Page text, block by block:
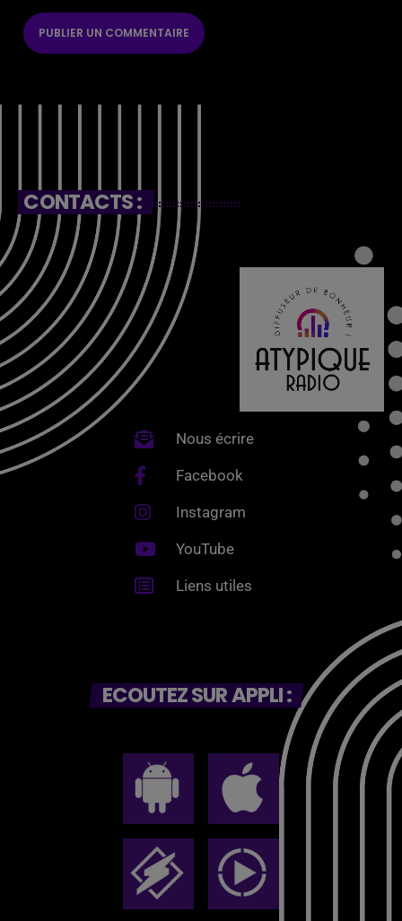
CONTACTS :
Nous écrire
Facebook
Instagram
YouTube
Liens utiles
ECOUTEZ SUR APPLI :